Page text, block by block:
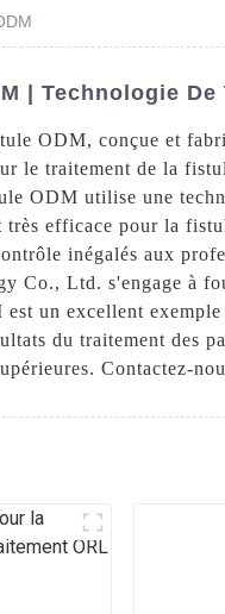
| Technologie De
ODM, conçue et
le traitement de la
ODM utilise une
efficace pour la
inégalés aux
Co., Ltd. s'engage à
un excellent
du traitement des
Contactez-